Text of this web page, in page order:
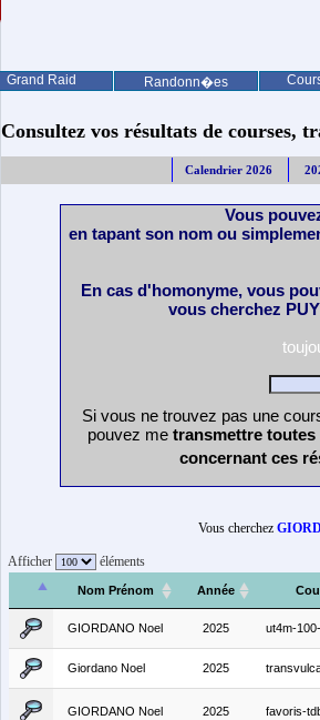
Grand Raid Randonn�es
Consultez vos résultats de courses,
Calendrier 2026
Vous
en tapant son nom ou
En cas d'homonyme, vous
vous cherchez
Si vous ne trouvez pas une
pouvez me transmettre
concernant ces
Vous cherchez
Afficher éléments
Nom Prénom Année
GIORDANO Noel 2025 ut4m-
Giordano Noel 2025
GIORDANO Noel 2025 favoris-